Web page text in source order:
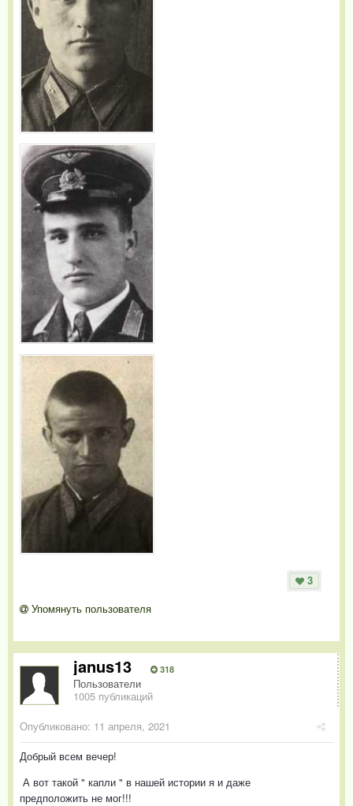
3
Упомянуть пользователя
janus13 318
Пользователи
1005 публикаций
Опубликовано: 11 апреля, 2021
Добрый всем вечер!
А вот такой " капли " в нашей истории я и даже
предположить не мог!!!